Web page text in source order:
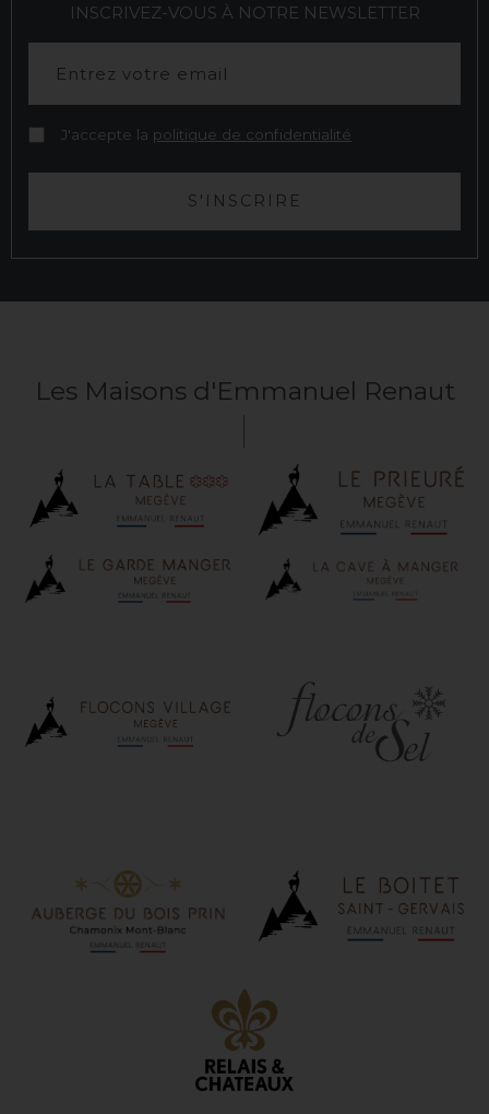
INSCRIVEZ-VOUS À NOTRE NEWSLETTER
J'accepte la politique de confidentialité
S'INSCRIRE
Les Maisons d'Emmanuel Renaut